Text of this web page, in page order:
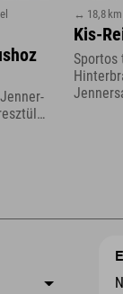
↔ 18,8 km
Kis-
Sportos